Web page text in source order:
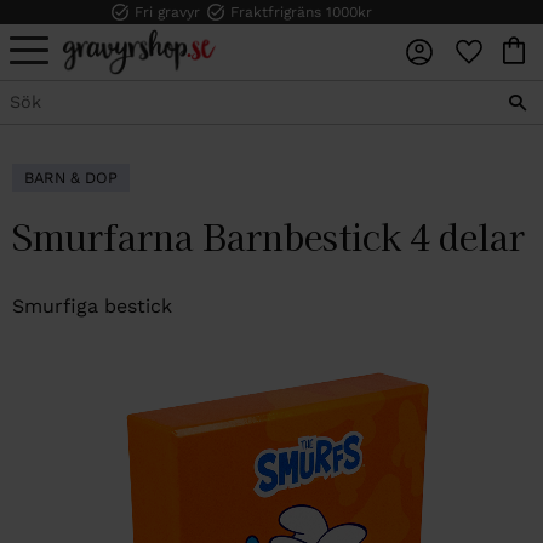
Meny
Fri gravyr Fraktfrigräns 1000kr
BARN & DOP
Smurfarna Barnbestick 4 delar
Smurfiga bestick